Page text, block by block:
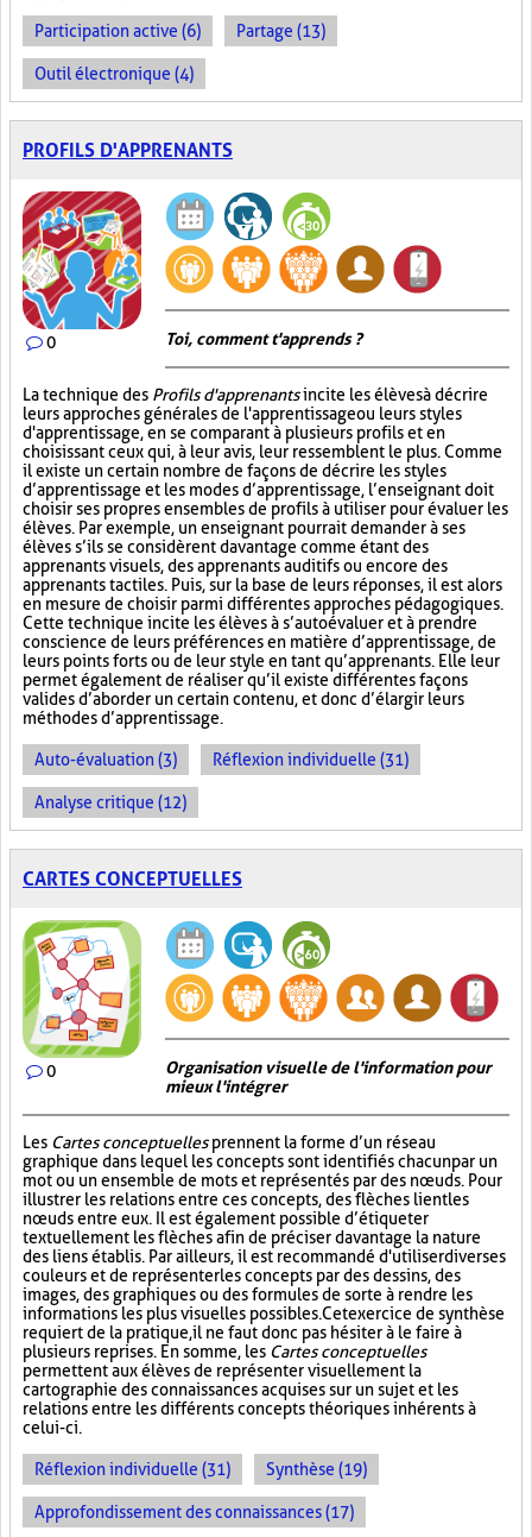
Participation active (6) Partage (13)
Outil électronique (4)
PROFILS D'APPRENANTS
0 Toi, comment t'apprends ?
La technique des Profils d'apprenantsincite les élèves à décrire
leurs approches générales de l'apprentissage ou leurs styles
d'apprentissage, en se comparant à plusieurs profils et en
choisissant ceux qui, à leur avis, leur ressemblent le plus. Comme
il existe un certain nombre de façons de décrire les styles
d’apprentissage et les modes d’apprentissage, l’enseignant doit
choisir ses propres ensembles de profils à utiliser pour évaluer les
élèves. Par exemple, un enseignant pourrait demander à ses
élèves s’ils se considèrent davantage comme étant des
apprenants visuels, des apprenants auditifs ou encore des
apprenants tactiles. Puis, sur la base de leurs réponses, il est alors
en mesure de choisir parmi différentes approches pédagogiques.
Cette technique incite les élèves à s’autoévaluer et à prendre
conscience de leurs préférences en matière d’apprentissage, de
leurs points forts ou de leur style en tant qu’apprenants. Elle leur
permet également de réaliser qu’il existe différentes façons
valides d’aborder un certain contenu, et donc d’élargir leurs
méthodes d’apprentissage.
Auto-évaluation (3) Réflexion individuelle (31)
Analyse critique (12)
CARTES CONCEPTUELLES
0
Organisation visuelle de l'information pour
mieux l'intégrer
Les Cartes conceptuellesprennent la forme d’un réseau
graphique dans lequel les concepts sont identifiés chacun par un
mot ou un ensemble de mots et représentés par des nœuds. Pour
illustrer les relations entre ces concepts, des flèches lient les
nœuds entre eux. Il est également possible d’étiqueter
textuellement les flèches afin de préciser davantage la nature
des liens établis. Par ailleurs, il est recommandé d'utiliser diverses
couleurs et de représenter les concepts par des dessins, des
images, des graphiques ou des formules de sorte à rendre les
informations les plus visuelles possibles. Cet exercice de synthèse
requiert de la pratique, il ne faut donc pas hésiter à le faire à
plusieurs reprises. En somme, les Cartes conceptuelles
permettent aux élèves de représenter visuellement la
cartographie des connaissances acquises sur un sujet et les
relations entre les différents concepts théoriques inhérents à
celui-ci.
Réflexion individuelle (31) Synthèse (19)
Approfondissement des connaissances (17)